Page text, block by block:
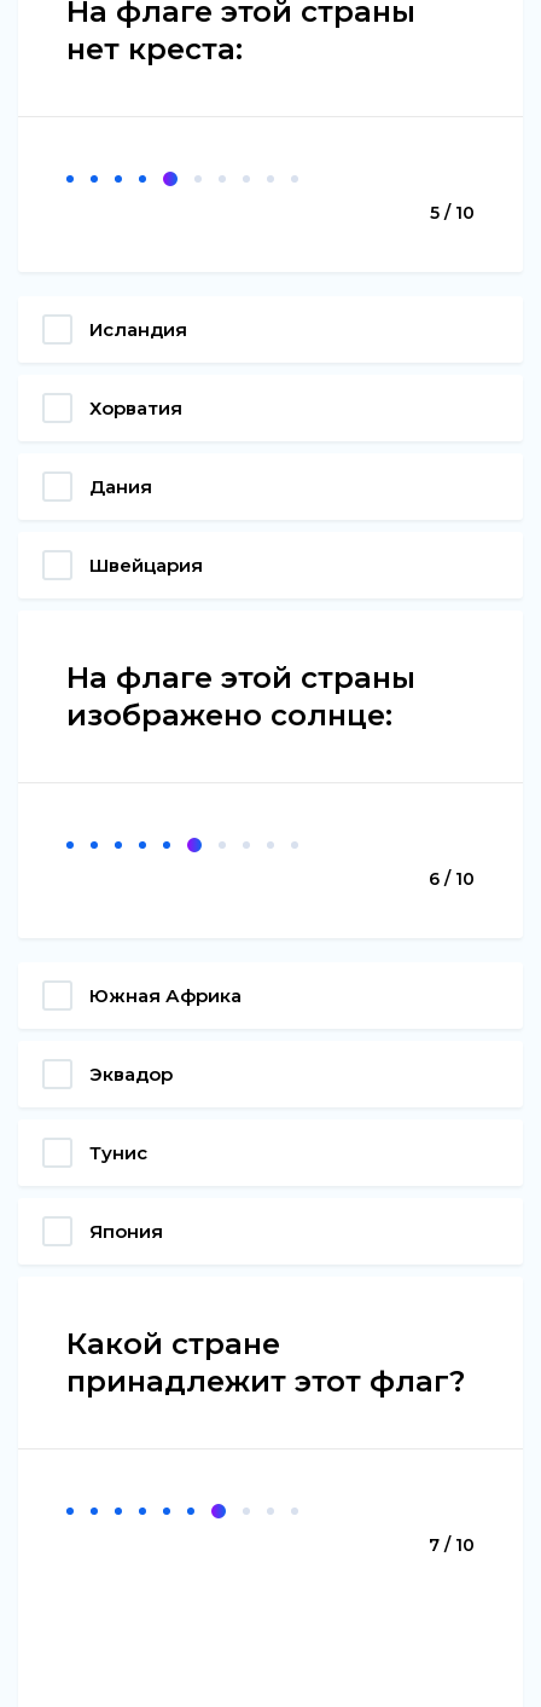
На флаге этой страны
нет креста:
5 / 10
Исландия
Хорватия
Дания
Швейцария
На флаге этой страны
изображено солнце:
6 / 10
Южная Африка
Эквадор
Тунис
Япония
Какой стране
принадлежит этот флаг?
7 / 10